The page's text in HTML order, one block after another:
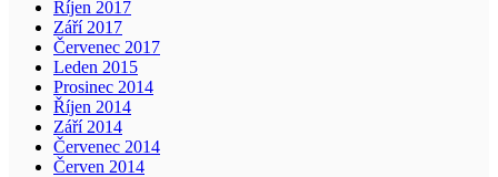
Říjen 2017
Září 2017
Červenec 2017
Leden 2015
Prosinec 2014
Říjen 2014
Září 2014
Červenec 2014
Červen 2014